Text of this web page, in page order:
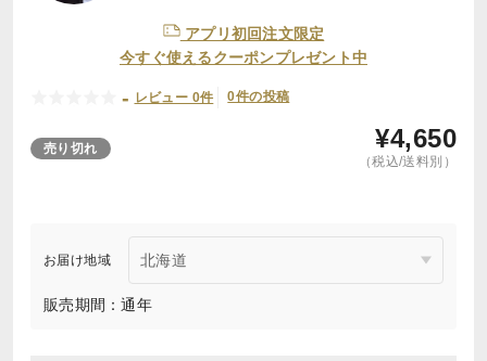
アプリ初回注文限定
今すぐ使えるクーポンプレゼント中
- レビュー 0件 0件の投稿
売り切れ ¥4,650
（税込/送料別）
お届け地域
販売期間：通年